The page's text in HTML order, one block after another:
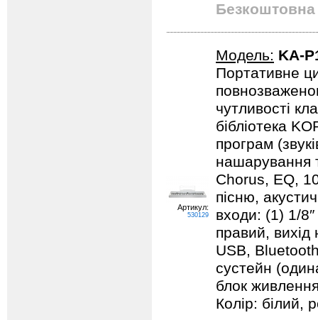
Безкоштовна
Артикул:
530129
Модель: KA-
Портативне
чутливості
бібліотека
програм
нашарування
Chorus, EQ,
пісню,
входи: (1) 1/
правий,
USB,
сустейн
блок
Колір: білий,